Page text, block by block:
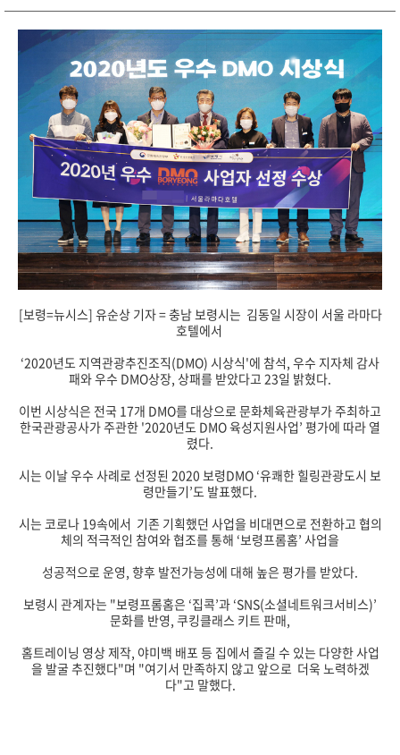
[보령=뉴시스] 유순상 기자 = 충남 보령시는 김동일 시장이 서울 라마다
호텔에서
‘2020년도 지역관광추진조직(DMO) 시상식'에 참석, 우수 지자체 감사
패와 우수 DMO상장, 상패를 받았다고 23일 밝혔다.
이번 시상식은 전국 17개 DMO를 대상으로 문화체육관광부가 주최하고
한국관광공사가 주관한 '2020년도 DMO 육성지원사업’ 평가에 따라 열
렸다.
시는 이날 우수 사례로 선정된 2020 보령DMO ‘유쾌한 힐링관광도시 보
령만들기’도 발표했다.
시는 코로나 19속에서 기존 기획했던 사업을 비대면으로 전환하고 협의
체의 적극적인 참여와 협조를 통해 ‘보령프롬홈’ 사업을
성공적으로 운영, 향후 발전가능성에 대해 높은 평가를 받았다.
보령시 관계자는 "보령프롬홈은 ‘집콕’과 ‘SNS(소셜네트워크서비스)’
문화를 반영, 쿠킹클래스 키트 판매,
홈트레이닝 영상 제작, 야미백 배포 등 집에서 즐길 수 있는 다양한 사업
을 발굴 추진했다"며 "여기서 만족하지 않고 앞으로 더욱 노력하겠
다"고 말했다.